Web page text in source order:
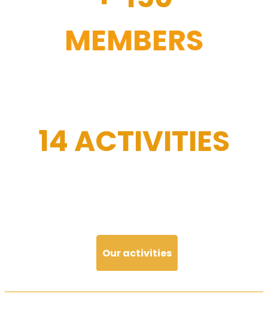
MEMBERS
14 ACTIVITIES
Our activities